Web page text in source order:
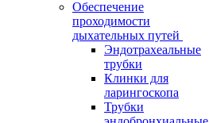
Обеспечение
проходимости
дыхательных путей
Эндотрахеальные
трубки
Клинки для
ларингоскопа
Трубки